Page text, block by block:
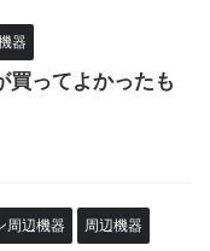
器
買ってよかったも
周辺機器 周辺機器